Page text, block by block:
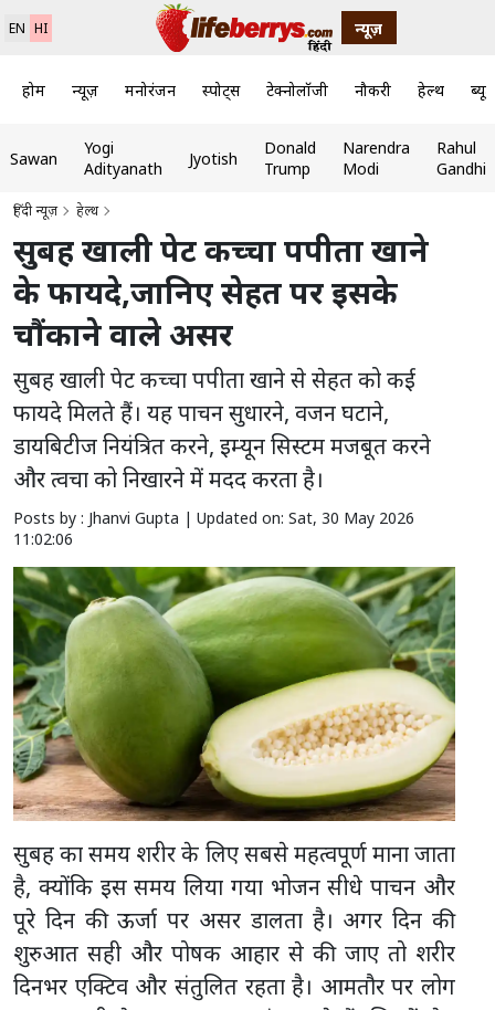
EN HI न्यूज़
होम न्यूज़ मनोरंजन स्पोर्ट्स टेक्नोलॉजी नौकरी हेल्थ
Sawan
Yogi
Adityanath
Jyotish
Donald
Trump
Narendra
Modi
Rahul
Gandhi
हिंदी न्यूज़ हेल्थ
सुबह खाली पेट कच्चा पपीता खाने
के फायदे,जानिए सेहत पर इसके
चौंकाने वाले असर
सुबह खाली पेट कच्चा पपीता खाने से सेहत को कई
फायदे मिलते हैं। यह पाचन सुधारने, वजन घटाने,
डायबिटीज नियंत्रित करने, इम्यून सिस्टम मजबूत करने
और त्वचा को निखारने में मदद करता है।
Posts by : Jhanvi Gupta | Updated on: Sat, 30 May 2026
11:02:06
सुबह का समय शरीर के लिए सबसे महत्वपूर्ण माना जाता
है, क्योंकि इस समय लिया गया भोजन सीधे पाचन और
पूरे दिन की ऊर्जा पर असर डालता है। अगर दिन की
शुरुआत सही और पोषक आहार से की जाए तो शरीर
दिनभर एक्टिव और संतुलित रहता है। आमतौर पर लोग